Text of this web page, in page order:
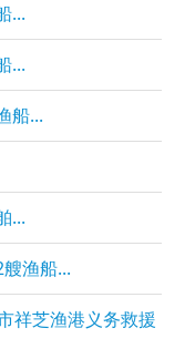
...
...
船...
...
渔船...
祥芝渔港义务救援